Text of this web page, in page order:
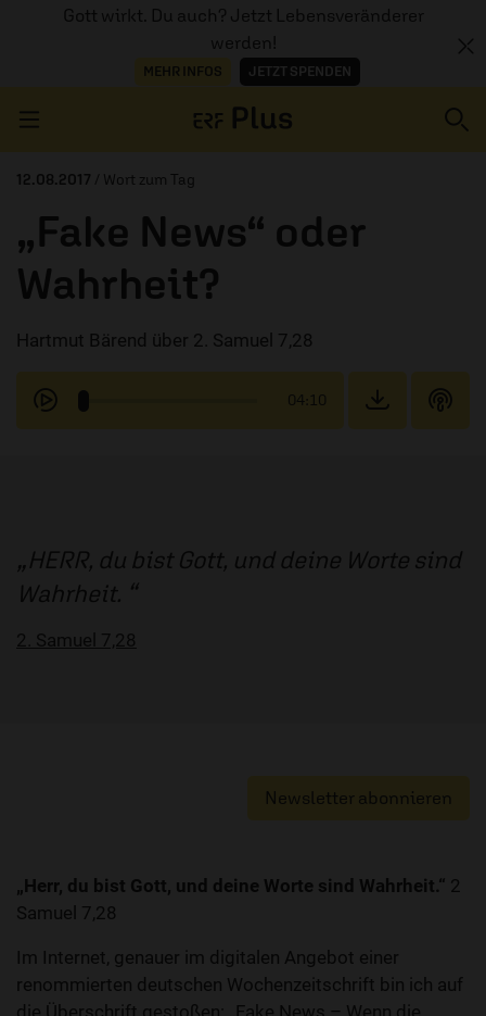
Gott wirkt. Du auch? Jetzt Lebensveränderer
werden!
MEHR INFOS JETZT SPENDEN
ERZÄHL MAL
AUDIOTHEK
PROGRAMM
MITMACHEN
12.08.2017 / Wort zum Tag
„Fake News“ oder
Wahrheit?
Hartmut Bärend über 2. Samuel 7,28
04:10
HERR, du bist Gott, und deine Worte sind
Wahrheit.
2. Samuel 7,28
Newsletter abonnieren
„Herr, du bist Gott, und deine Worte sind Wahrheit.“ 2
Samuel 7,28
Im Internet, genauer im digitalen Angebot einer
renommierten deutschen Wochenzeitschrift bin ich auf
die Überschrift gestoßen: „Fake News – Wenn die